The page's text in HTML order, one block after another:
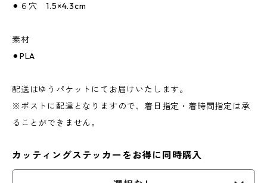
⚫︎６穴 1.5×4.3cm
素材
⚫︎PLA
配送はゆうパケットにてお届けいたします。
※ポストに配達となりますので、着日指定・着時間指定は承
ることができません。
カッティングステッカーをお得に同時購入